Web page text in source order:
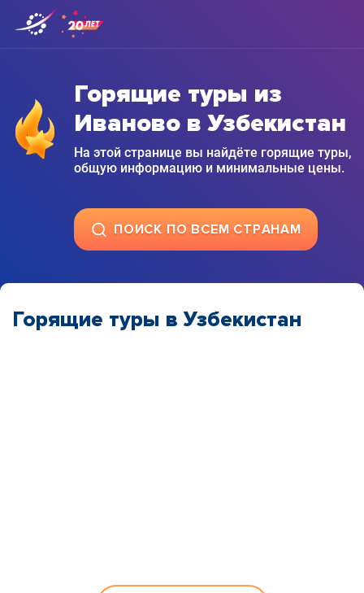
Горящие туры из
Иваново в Узбекистан
На этой странице вы найдёте горящие туры,
общую информацию и минимальные цены.
ПОИСК ПО ВСЕМ СТРАНАМ
Горящие туры в Узбекистан